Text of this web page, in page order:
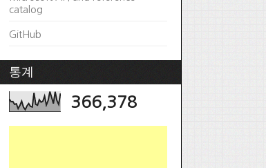
catalog
GitHub
통계
366,378